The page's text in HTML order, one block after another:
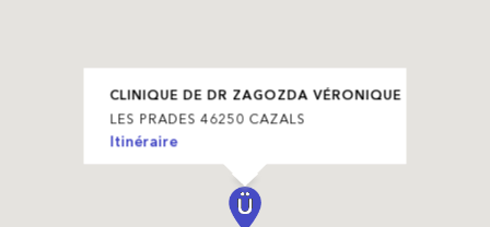
CLINIQUE DE DR ZAGOZDA VÉRONIQUE
LES PRADES 46250 CAZALS
Itinéraire